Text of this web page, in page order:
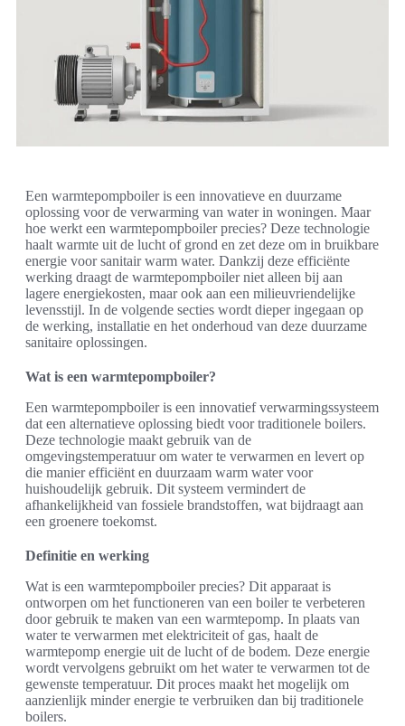
Een warmtepompboiler is een innovatieve en duurzame
oplossing voor de verwarming van water in woningen. Maar
hoe werkt een warmtepompboiler precies? Deze technologie
haalt warmte uit de lucht of grond en zet deze om in bruikbare
energie voor sanitair warm water. Dankzij deze efficiënte
werking draagt de warmtepompboiler niet alleen bij aan
lagere energiekosten, maar ook aan een milieuvriendelijke
levensstijl. In de volgende secties wordt dieper ingegaan op
de werking, installatie en het onderhoud van deze duurzame
sanitaire oplossingen.
Wat is een warmtepompboiler?
Een warmtepompboiler is een innovatief verwarmingssysteem
dat een alternatieve oplossing biedt voor traditionele boilers.
Deze technologie maakt gebruik van de
omgevingstemperatuur om water te verwarmen en levert op
die manier efficiënt en duurzaam warm water voor
huishoudelijk gebruik. Dit systeem vermindert de
afhankelijkheid van fossiele brandstoffen, wat bijdraagt aan
een groenere toekomst.
Definitie en werking
Wat is een warmtepompboiler precies? Dit apparaat is
ontworpen om het functioneren van een boiler te verbeteren
door gebruik te maken van een warmtepomp. In plaats van
water te verwarmen met elektriciteit of gas, haalt de
warmtepomp energie uit de lucht of de bodem. Deze energie
wordt vervolgens gebruikt om het water te verwarmen tot de
gewenste temperatuur. Dit proces maakt het mogelijk om
aanzienlijk minder energie te verbruiken dan bij traditionele
boilers.